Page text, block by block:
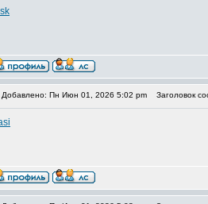
Добавлено: Пн Июн 01, 2026 5:02 pm Заголовок